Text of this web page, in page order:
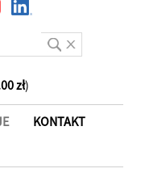
Strona główna
zł)
KONTAKT